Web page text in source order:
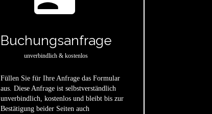
Buchungsanfrage
unverbindlich & kostenlos
Füllen Sie für Ihre Anfrage das Formular
aus. Diese Anfrage ist selbstverständlich
unverbindlich, kostenlos und bleibt bis zur
Bestätigung beider Seiten auch